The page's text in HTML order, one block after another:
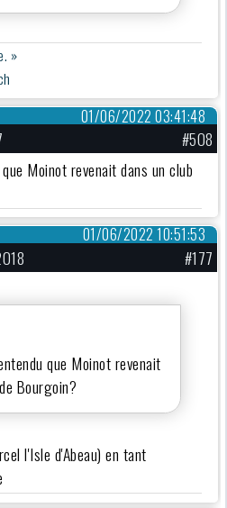
»
01/06/2022 03:41:48
#508
Moinot revenait dans un club
01/06/2022 10:51:53
#177
que Moinot revenait
Bourgoin?
l'Isle d'Abeau) en tant